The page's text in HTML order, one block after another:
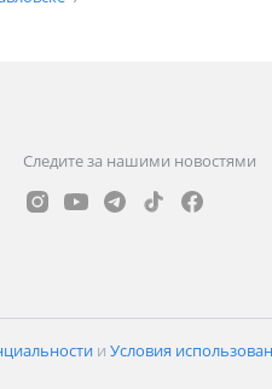
Следите за нашими новостями
и Условия